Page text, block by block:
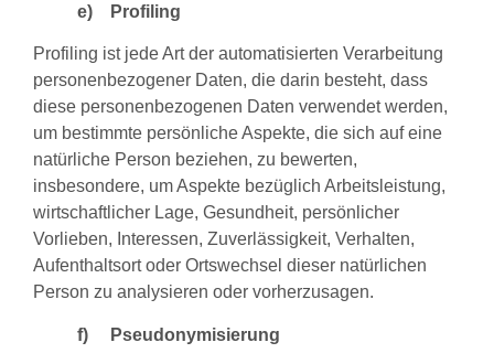
e) Profiling
Profiling ist jede Art der automatisierten Verarbeitung
personenbezogener Daten, die darin besteht, dass
diese personenbezogenen Daten verwendet werden,
um bestimmte persönliche Aspekte, die sich auf eine
natürliche Person beziehen, zu bewerten,
insbesondere, um Aspekte bezüglich Arbeitsleistung,
wirtschaftlicher Lage, Gesundheit, persönlicher
Vorlieben, Interessen, Zuverlässigkeit, Verhalten,
Aufenthaltsort oder Ortswechsel dieser natürlichen
Person zu analysieren oder vorherzusagen.
f) Pseudonymisierung